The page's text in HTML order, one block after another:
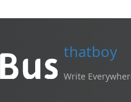
thatboy
Write